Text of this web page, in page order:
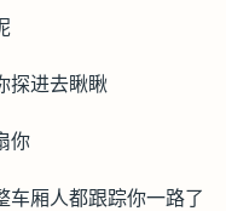
探进去瞅瞅
你
车厢人都跟踪你一路了